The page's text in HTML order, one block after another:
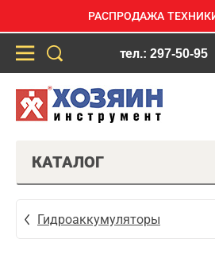
РАСПРОДАЖА ТЕХНИКИ
тел.: 297-50-95
КАТАЛОГ
Гидроаккумуляторы